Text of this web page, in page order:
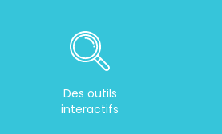
Des outils
interactifs